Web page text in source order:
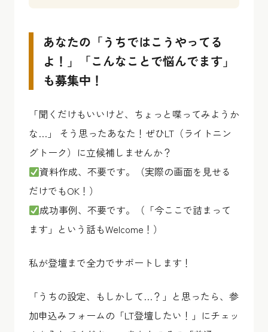
あなたの「うちではこうやってる
よ！」「こんなことで悩んでます」
も募集中！
「聞くだけもいいけど、ちょっと喋ってみようか
な…」 そう思ったあなた！ぜひLT（ライトニン
グトーク）に立候補しませんか？
資料作成、不要です。（実際の画面を見せる
だけでもOK！）
成功事例、不要です。（「今ここで詰まって
ます」という話もWelcome！）
私が登壇まで全力でサポートします！
「うちの設定、もしかして…？」と思ったら、参
加申込みフォームの「LT登壇したい！」にチェッ